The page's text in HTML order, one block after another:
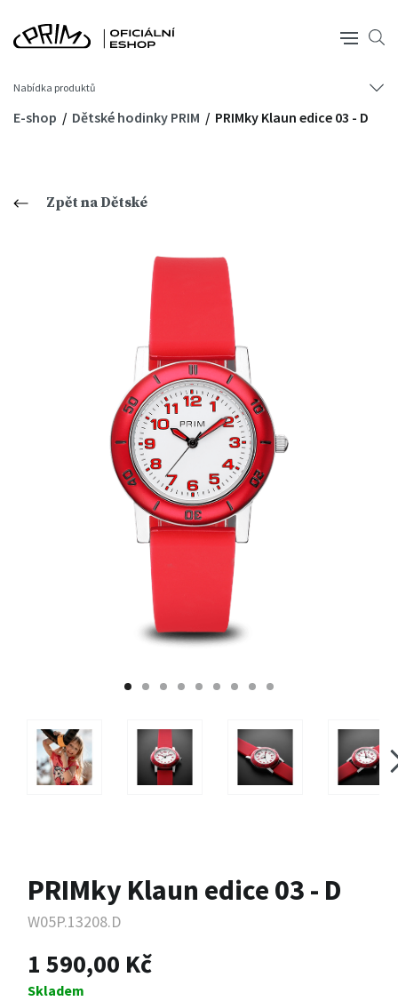
Nabídka produktů
E-shop Dětské hodinky PRIM PRIMky Klaun edice 03 - D
Zpět na Dětské
PRIMky Klaun edice 03 - D
W05P.13208.D
1 590,00 Kč
Skladem